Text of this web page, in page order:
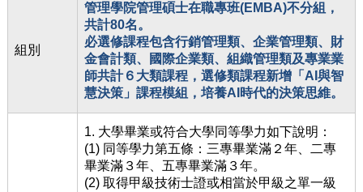
組別
管理學院管理碩士在職專班(EMBA)不分組，
共計80名。
必選修課程包含行銷管理類、企業管理類、財
金會計類、國際企業類、組織管理類及專業業
師共計６大類課程，選修類課程新增「AI與智
慧決策」課程模組，培養AI時代的決策思維。
1. 大學畢業或符合大學同等學力如下說明：
(1) 同等學力第五條：三專畢業滿２年、二專
畢業滿３年、五專畢業滿３年。
(2) 取得甲級技術士證或相當於甲級之單一級